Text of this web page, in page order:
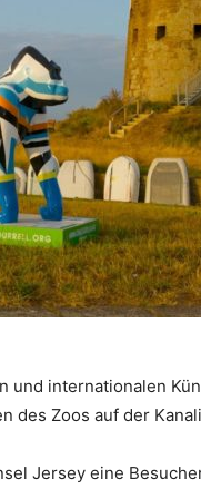
und internationalen
des Zoos auf der
Jersey eine